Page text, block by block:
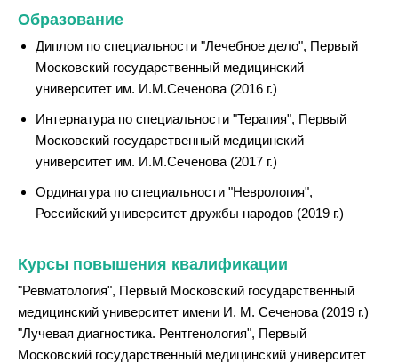
Образование
Диплом по специальности "Лечебное дело", Первый
Московский государственный медицинский
университет им. И.М.Сеченова (2016 г.)
Интернатура по специальности "Терапия", Первый
Московский государственный медицинский
университет им. И.М.Сеченова (2017 г.)
Ординатура по специальности "Неврология",
Российский университет дружбы народов (2019 г.)
Курсы повышения квалификации
"Ревматология", Первый Московский государственный
медицинский университет имени И. М. Сеченова (2019 г.)
"Лучевая диагностика. Рентгенология", Первый
Московский государственный медицинский университет